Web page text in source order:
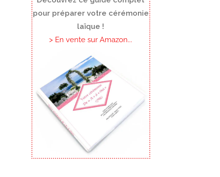
pour préparer votre cérémonie
laïque !
> En vente sur Amazon...